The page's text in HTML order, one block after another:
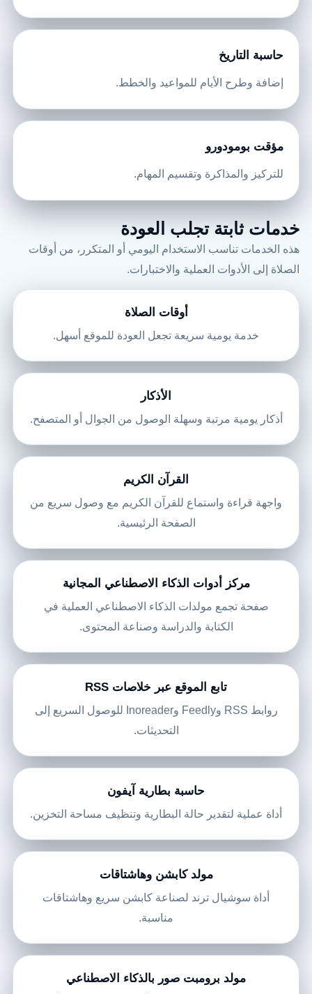
حاسبة التاريخ
إضافة وطرح الأيام للمواعيد والخطط.
مؤقت بومودورو
للتركيز والمذاكرة وتقسيم المهام.
خدمات ثابتة تجلب العودة
هذه الخدمات تناسب الاستخدام اليومي أو المتكرر، من أوقات
الصلاة إلى الأدوات العملية والاختبارات.
أوقات الصلاة
خدمة يومية سريعة تجعل العودة للموقع أسهل.
الأذكار
أذكار يومية مرتبة وسهلة الوصول من الجوال أو المتصفح.
القرآن الكريم
واجهة قراءة واستماع للقرآن الكريم مع وصول سريع من
الصفحة الرئيسية.
مركز أدوات الذكاء الاصطناعي المجانية
صفحة تجمع مولدات الذكاء الاصطناعي العملية في
الكتابة والدراسة وصناعة المحتوى.
تابع الموقع عبر خلاصات RSS
روابط RSS وFeedly وInoreader للوصول السريع إلى
التحديثات.
حاسبة بطارية آيفون
أداة عملية لتقدير حالة البطارية وتنظيف مساحة التخزين.
مولد كابشن وهاشتاقات
أداة سوشيال ترند لصناعة كابشن سريع وهاشتاقات
مناسبة.
مولد برومبت صور بالذكاء الاصطناعي